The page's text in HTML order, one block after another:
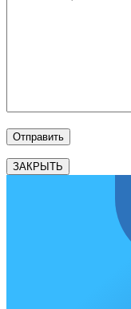
ЗАКРЫТЬ